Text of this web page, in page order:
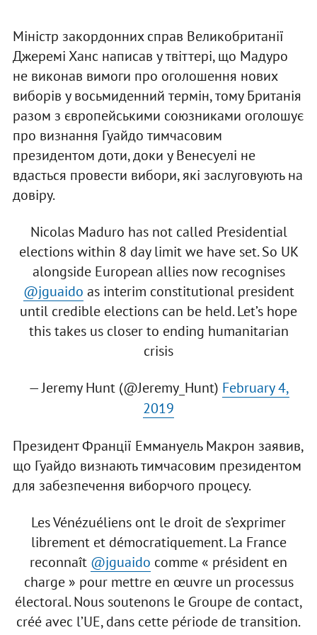
Міністр закордонних справ Великобританії
Джеремі Ханс написав у твіттері, що Мадуро
не виконав вимоги про оголошення нових
виборів у восьмиденний термін, тому Британія
разом з європейськими союзниками оголошує
про визнання Гуайдо тимчасовим
президентом доти, доки у Венесуелі не
вдасться провести вибори, які заслуговують на
довіру.
Nicolas Maduro has not called Presidential
elections within 8 day limit we have set. So UK
alongside European allies now recognises
@jguaido as interim constitutional president
until credible elections can be held. Let’s hope
this takes us closer to ending humanitarian
crisis
— Jeremy Hunt (@Jeremy_Hunt) February 4,
2019
Президент Франції Еммануель Макрон заявив,
що Гуайдо визнають тимчасовим президентом
для забезпечення виборчого процесу.
Les Vénézuéliens ont le droit de s’exprimer
librement et démocratiquement. La France
reconnaît @jguaido comme « président en
charge » pour mettre en œuvre un processus
électoral. Nous soutenons le Groupe de contact,
créé avec l’UE, dans cette période de transition.